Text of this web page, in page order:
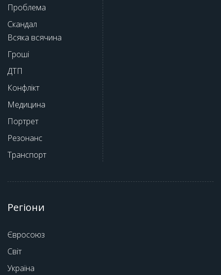
Проблема
Скандал
Всяка всячина
Гроші
ДТП
Конфлікт
Медицина
Портрет
Резонанс
Транспорт
Регіони
Євросоюз
Світ
Україна